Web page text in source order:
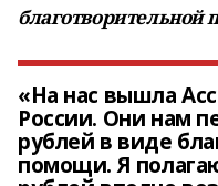
благотворительной
«На нас вышла
России. Они нам
рублей в виде
помощи. Я